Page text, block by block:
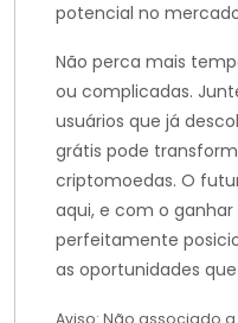
potencial no
Não perca mais
ou complicadas.
usuários que já
grátis pode
criptomoedas. O
aqui, e com o
perfeitamente
as oportunidades
Aviso: Não associado